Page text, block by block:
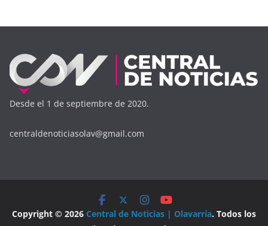
Desde el 1 de septiembre de 2020.
centraldenoticiasolav@gmail.com
Copyright © 2026 Central de Noticias | Olavarría. Todos los